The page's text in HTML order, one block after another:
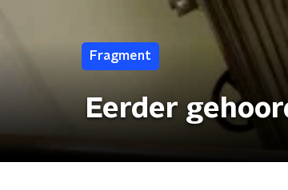
Fragment
Eerder